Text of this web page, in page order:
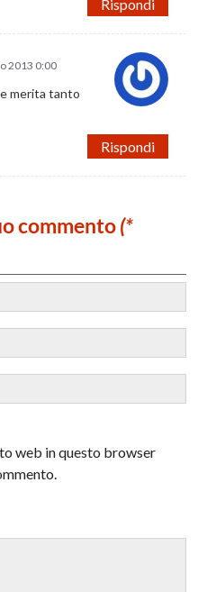
Rispondi
2013 0:00
merita tanto
Rispondi
commento(*
web in questo browser